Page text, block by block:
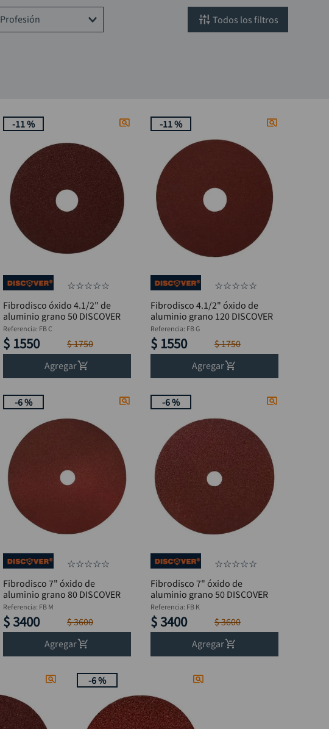
Profesión
Latonero
Mecánico
Ornamentador
filtros
-11 %
☆☆☆☆☆
Fibrodisco óxido 4.1/2" de
aluminio grano 50 DISCOVER
Referencia: FB C
$ 1550 $1750
Agregar
-11 %
☆☆☆☆☆
Fibrodisco 4.1/2" óxido de
aluminio grano 120 DISCOVER
Referencia: FB G
$ 1550 $1750
Agregar
-6 %
☆☆☆☆☆
Fibrodisco 7" óxido de
aluminio grano 80 DISCOVER
Referencia: FB M
$3400 $3600
Agregar
-6 %
☆☆☆☆☆
Fibrodisco 7" óxido de
aluminio grano 50 DISCOVER
Referencia: FB K
$3400 $3600
Agregar
-6 %